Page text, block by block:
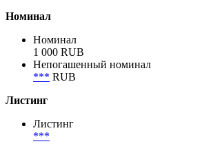
Номинал
Номинал
1 000 RUB
Непогашенный номинал
*** RUB
Листинг
Листинг
***